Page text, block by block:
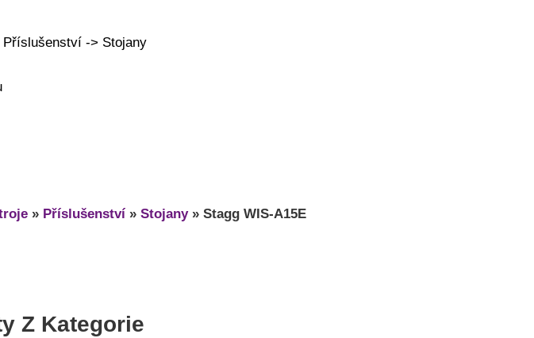
Příslušenství -> Stojany
» Příslušenství » Stojany» Stagg WIS-A15E
Z Kategorie